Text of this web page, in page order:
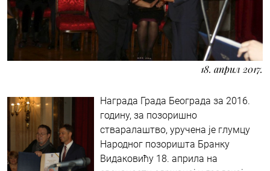
18. април 2017.
Награда Града Београда за 2016.
годину, за позоришно
стваралаштво, уручена је глумцу
Народног позоришта Бранку
Видаковићу 18. априла на